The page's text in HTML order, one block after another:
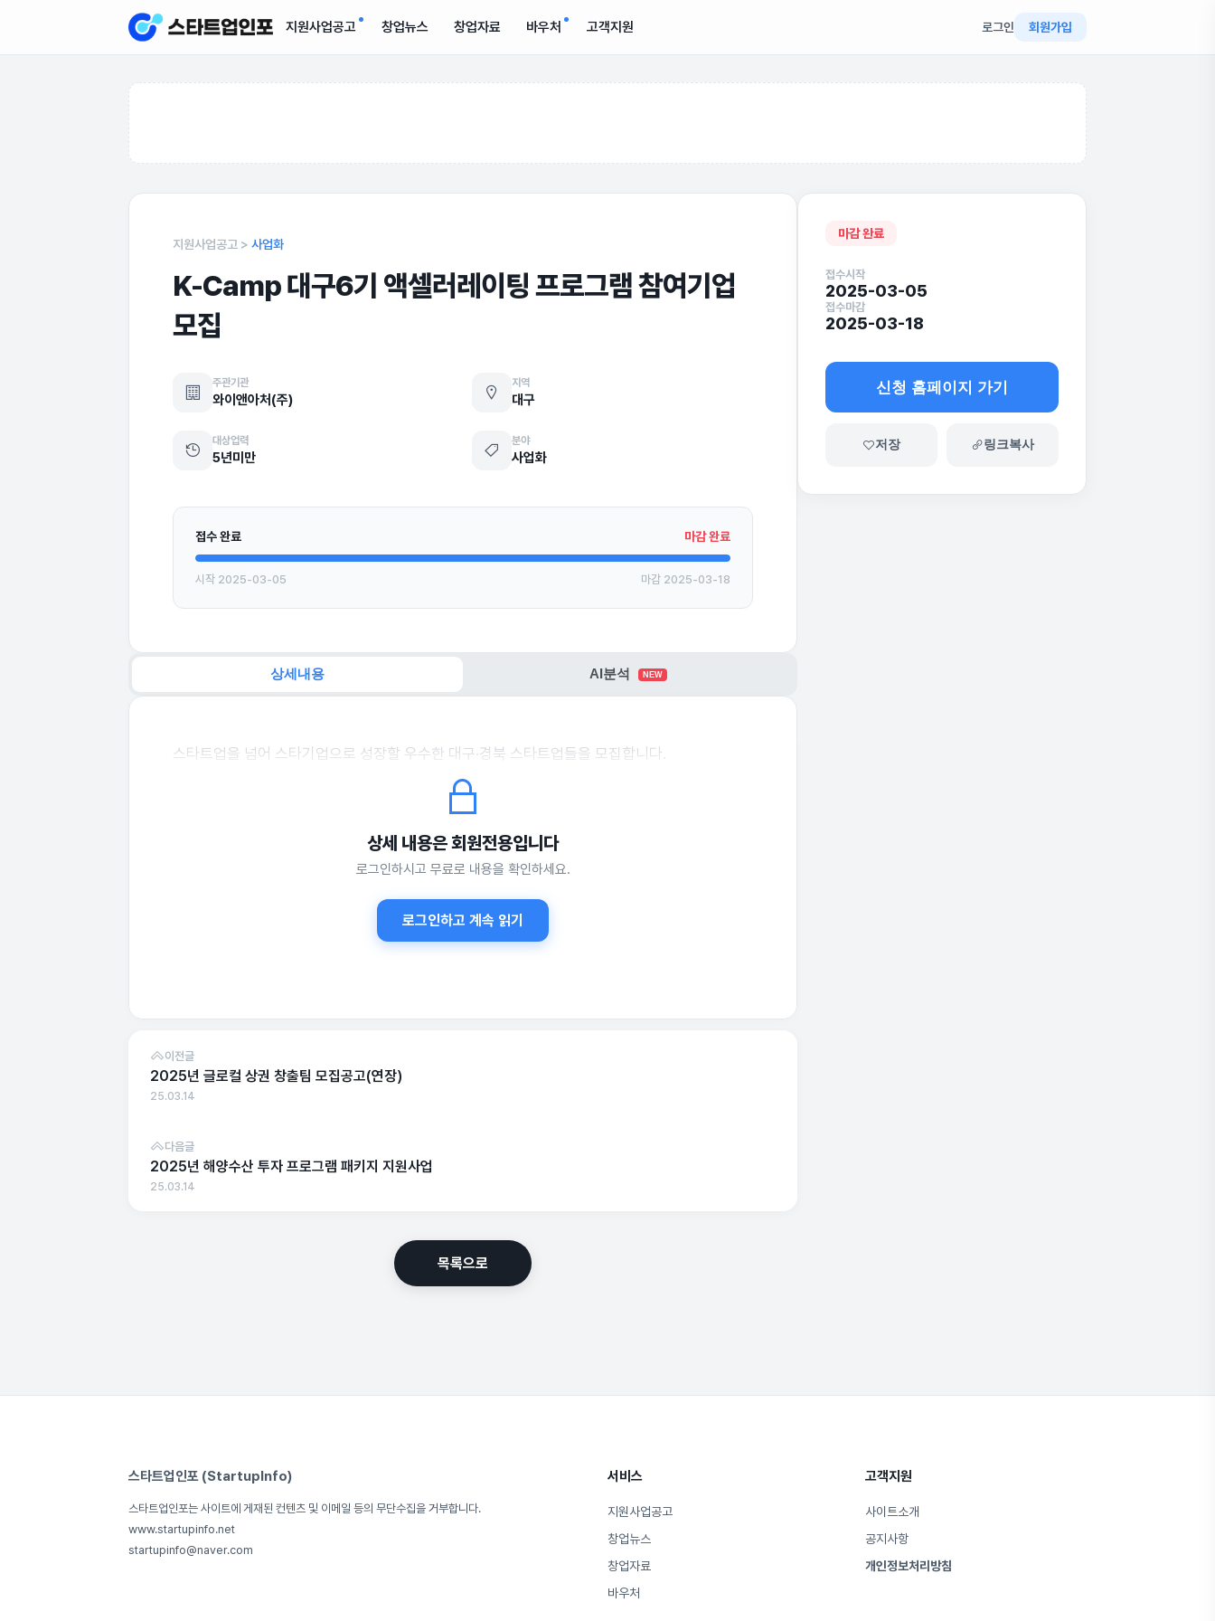
지원사업공고 창업뉴스 창업자료 바우처 고객지원 로그인 회원가입
지원사업공고 > 사업화
K-Camp 대구6기 액셀러레이팅 프로그램 참여기업
모집
주관기관
와이앤아처(주)
지역
대구
대상업력
5년미만
분야
사업화
접수 완료 마감 완료
시작 2025-03-05 마감 2025-03-18
상세내용 AI분석 NEW
상세 내용은 회원전용입니다
로그인하시고 무료로 내용을 확인하세요.
로그인하고 계속 읽기
스타트업을 넘어 스타기업으로 성장할 우수한 대구·경북 스타트업들을 모집합니다.
상세 정보는 공고 원문을 확인해 주세요.
이전글
2025년 글로컬 상권 창출팀 모집공고(연장)
25.03.14
다음글
2025년 해양수산 투자 프로그램 패키지 지원사업
25.03.14
목록으로
마감 완료
접수시작
2025-03-05
접수마감
2025-03-18
신청 홈페이지 가기
저장 링크복사
스타트업인포 (StartupInfo)
스타트업인포는 사이트에 게재된 컨텐츠 및 이메일 등의 무단수집을 거부합니다.
www.startupinfo.net
startupinfo@naver.com
서비스
지원사업공고
창업뉴스
창업자료
바우처
고객지원
사이트소개
공지사항
개인정보처리방침